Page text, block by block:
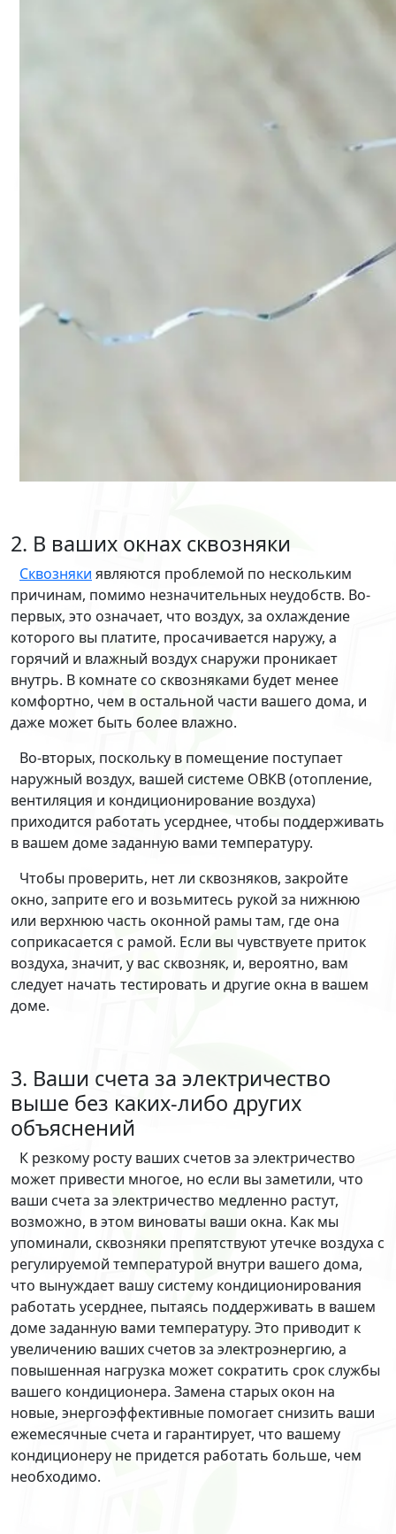
2. В ваших окнах сквозняки
Сквозняки являются проблемой по нескольким
причинам, помимо незначительных неудобств. Во-
первых, это означает, что воздух, за охлаждение
которого вы платите, просачивается наружу, а
горячий и влажный воздух снаружи проникает
внутрь. В комнате со сквозняками будет менее
комфортно, чем в остальной части вашего дома, и
даже может быть более влажно.
Во-вторых, поскольку в помещение поступает
наружный воздух, вашей системе ОВКВ (отопление,
вентиляция и кондиционирование воздуха)
приходится работать усерднее, чтобы поддерживать
в вашем доме заданную вами температуру.
Чтобы проверить, нет ли сквозняков, закройте
окно, заприте его и возьмитесь рукой за нижнюю
или верхнюю часть оконной рамы там, где она
соприкасается с рамой. Если вы чувствуете приток
воздуха, значит, у вас сквозняк, и, вероятно, вам
следует начать тестировать и другие окна в вашем
доме.
3. Ваши счета за электричество
выше без каких-либо других
объяснений
К резкому росту ваших счетов за электричество
может привести многое, но если вы заметили, что
ваши счета за электричество медленно растут,
возможно, в этом виноваты ваши окна. Как мы
упоминали, сквозняки препятствуют утечке воздуха с
регулируемой температурой внутри вашего дома,
что вынуждает вашу систему кондиционирования
работать усерднее, пытаясь поддерживать в вашем
доме заданную вами температуру. Это приводит к
увеличению ваших счетов за электроэнергию, а
повышенная нагрузка может сократить срок службы
вашего кондиционера. Замена старых окон на
новые, энергоэффективные помогает снизить ваши
ежемесячные счета и гарантирует, что вашему
кондиционеру не придется работать больше, чем
необходимо.